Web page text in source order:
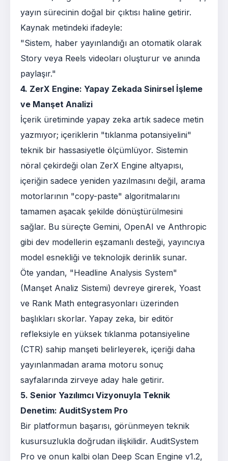
yayın sürecinin doğal bir çıktısı haline getirir.
Kaynak metindeki ifadeyle:
"Sistem, haber yayınlandığı an otomatik olarak
Story veya Reels videoları oluşturur ve anında
paylaşır."
4. ZerX Engine: Yapay Zekada Sinirsel İşleme
ve Manşet Analizi
İçerik üretiminde yapay zeka artık sadece metin
yazmıyor; içeriklerin "tıklanma potansiyelini"
teknik bir hassasiyetle ölçümlüyor. Sistemin
nöral çekirdeği olan ZerX Engine altyapısı,
içeriğin sadece yeniden yazılmasını değil, arama
motorlarının "copy-paste" algoritmalarını
tamamen aşacak şekilde dönüştürülmesini
sağlar. Bu süreçte Gemini, OpenAI ve Anthropic
gibi dev modellerin eşzamanlı desteği, yayıncıya
model esnekliği ve teknolojik derinlik sunar.
Öte yandan, "Headline Analysis System"
(Manşet Analiz Sistemi) devreye girerek, Yoast
ve Rank Math entegrasyonları üzerinden
başlıkları skorlar. Yapay zeka, bir editör
refleksiyle en yüksek tıklanma potansiyeline
(CTR) sahip manşeti belirleyerek, içeriği daha
yayınlanmadan arama motoru sonuç
sayfalarında zirveye aday hale getirir.
5. Senior Yazılımcı Vizyonuyla Teknik
Denetim: AuditSystem Pro
Bir platformun başarısı, görünmeyen teknik
kusursuzlukla doğrudan ilişkilidir. AuditSystem
Pro ve onun kalbi olan Deep Scan Engine v1.2,